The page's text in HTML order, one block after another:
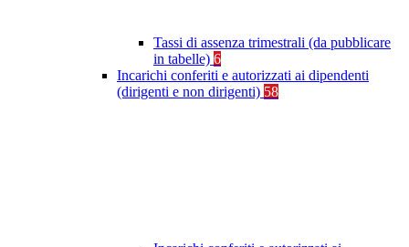
Tassi di assenza trimestrali (da pubblicare
in tabelle) 6
Incarichi conferiti e autorizzati ai dipendenti
(dirigenti e non dirigenti) 58